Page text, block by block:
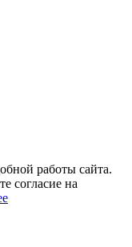
работы сайта.
согласие на